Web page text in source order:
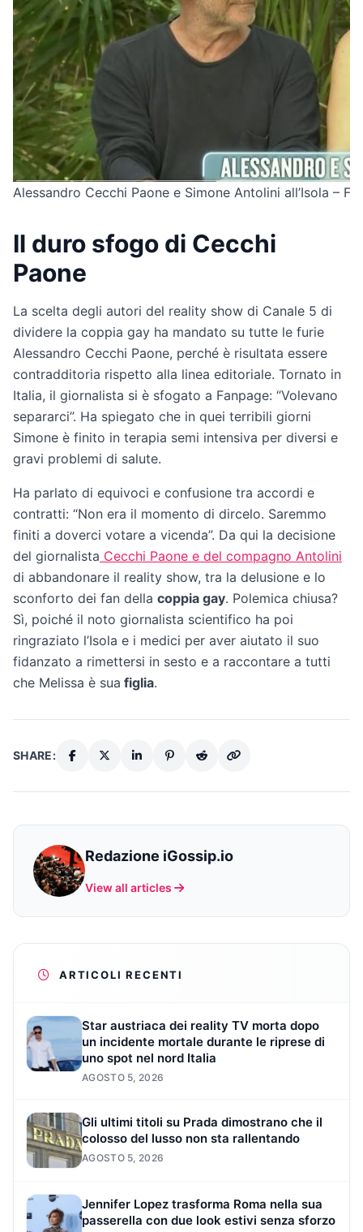
Alessandro Cecchi Paone e Simone Antolini all’Isola –
Il duro sfogo di Cecchi
Paone
La scelta degli autori del reality show di Canale 5 di
dividere la coppia gay ha mandato su tutte le furie
Alessandro Cecchi Paone, perché è risultata essere
contradditoria rispetto alla linea editoriale. Tornato in
Italia, il giornalista si è sfogato a Fanpage: “Volevano
separarci”. Ha spiegato che in quei terribili giorni
Simone è finito in terapia semi intensiva per diversi e
gravi problemi di salute.
Ha parlato di equivoci e confusione tra accordi e
contratti: “Non era il momento di dircelo. Saremmo
finiti a doverci votare a vicenda”. Da qui la decisione
del giornalista Cecchi Paone e del compagno Antolini
di abbandonare il reality show, tra la delusione e lo
sconforto dei fan della coppia gay. Polemica chiusa?
Sì, poiché il noto giornalista scientifico ha poi
ringraziato l’Isola e i medici per aver aiutato il suo
fidanzato a rimettersi in sesto e a raccontare a tutti
che Melissa è sua figlia.
SHARE:
Redazione iGossip.io
View all articles
ARTICOLI RECENTI
Star austriaca dei reality TV morta dopo
un incidente mortale durante le riprese di
uno spot nel nord Italia
AGOSTO 5, 2026
Gli ultimi titoli su Prada dimostrano che il
colosso del lusso non sta rallentando
AGOSTO 5, 2026
Jennifer Lopez trasforma Roma nella sua
passerella con due look estivi senza sforzo